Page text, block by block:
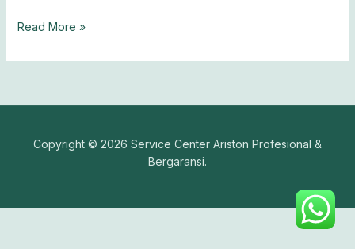
Read More »
Copyright © 2026 Service Center Ariston Profesional &
Bergaransi.